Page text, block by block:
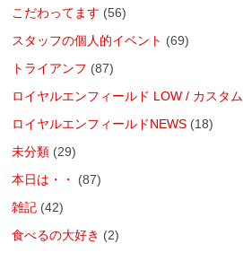
こだわってます (56)
スタッフの個人的イベント (69)
トライアンフ (87)
ロイヤルエンフィールド LOW / カスタム
ロイヤルエンフィールドNEWS (18)
未分類 (29)
本日は・・
(87)
雑記 (42)
食べるの大好き (2)